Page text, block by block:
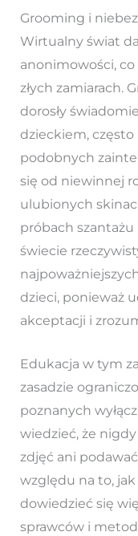
Grooming i
Wirtualny świat
anonimowości,
złych zamiarach.
dorosły
dzieckiem,
podobnych
się od niewinnej
ulubionych
próbach
świecie
dzieci, ponieważ
akceptacji i
Edukacja w tym
zasadzie
poznanych
wiedzieć, że
zdjęć ani
względu na to, jak
dowiedzieć się
sprawców i